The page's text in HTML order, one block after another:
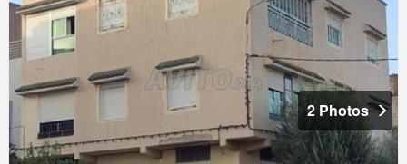
2 Photos